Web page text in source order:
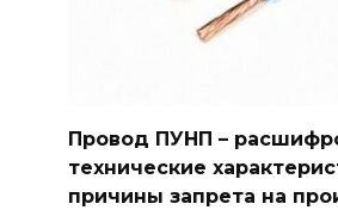
Провод ПУНП –
технические
причины запрета на